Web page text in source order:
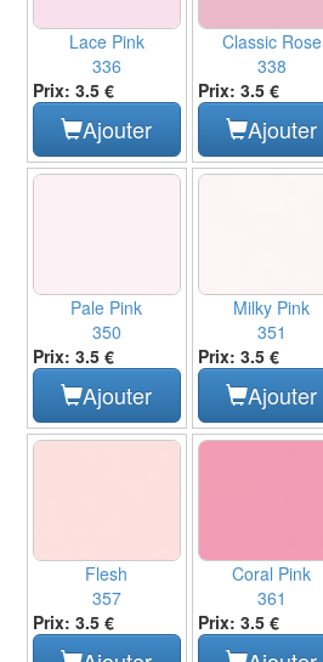
Lace Pink
336
Prix: 3.5 €
Ajouter
Classic Rose
338
Prix: 3.5 €
Ajouter
Pale Pink
350
Prix: 3.5 €
Ajouter
Milky Pink
351
Prix: 3.5 €
Ajouter
Flesh
357
Prix: 3.5 €
Coral Pink
361
Prix: 3.5 €